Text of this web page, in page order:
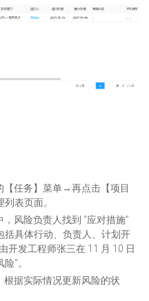
【任务】菜单→再点击【项目
表页面。
风险负责人找到 “应对措施”
括具体行动、负责人、计划开
开发工程师张三在 11 月 10 日
”。
据实际情况更新风险的状